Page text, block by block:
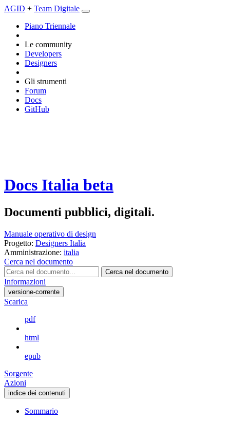
AGID + Team Digitale
Piano Triennale
Le community
Developers
Designers
Gli strumenti
Forum
Docs
GitHub
Docs Italia beta
Documenti pubblici, digitali.
Manuale operativo di design
Progetto: Designers Italia
Amministrazione: italia
Cerca nel documento
Cerca nel documento
Informazioni
versione-corrente
Scarica
pdf
html
epub
Sorgente
Azioni
indice dei contenuti
Sommario